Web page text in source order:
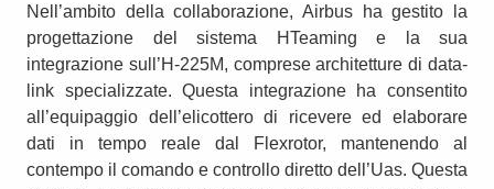
Nell’ambito della collaborazione, Airbus ha gestito la
progettazione del sistema HTeaming e la sua
integrazione sull’H-225M, comprese architetture di data-
link specializzate. Questa integrazione ha consentito
all’equipaggio dell’elicottero di ricevere ed elaborare
dati in tempo reale dal Flexrotor, mantenendo al
contempo il comando e controllo diretto dell’Uas. Questa